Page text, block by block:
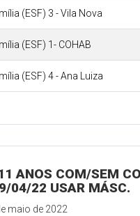
(ESF) 3 - Vila Nova
(ESF) 1- COHAB
(ESF) 4 - Ana Luiza
ANOS COM/SEM
04/22 USAR MÁSC.
maio de 2022